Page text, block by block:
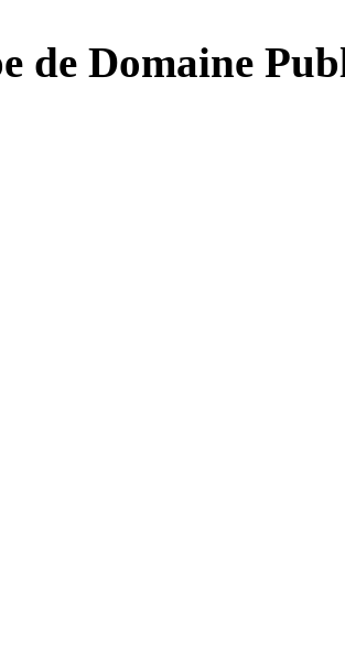
de Domaine